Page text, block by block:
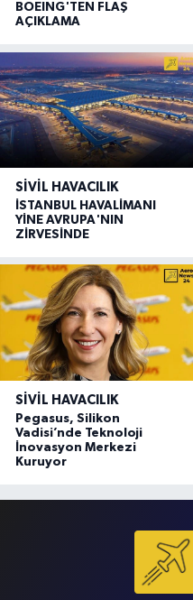
BOEING'TEN FLAŞ
AÇIKLAMA
SIVIL HAVACILIK
İSTANBUL HAVALİMANI
YİNE AVRUPA'NIN
ZİRVESİNDE
SIVIL HAVACILIK
Pegasus, Silikon
Vadisi’nde Teknoloji
İnovasyon Merkezi
Kuruyor